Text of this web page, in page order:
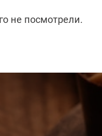
не посмотрели.